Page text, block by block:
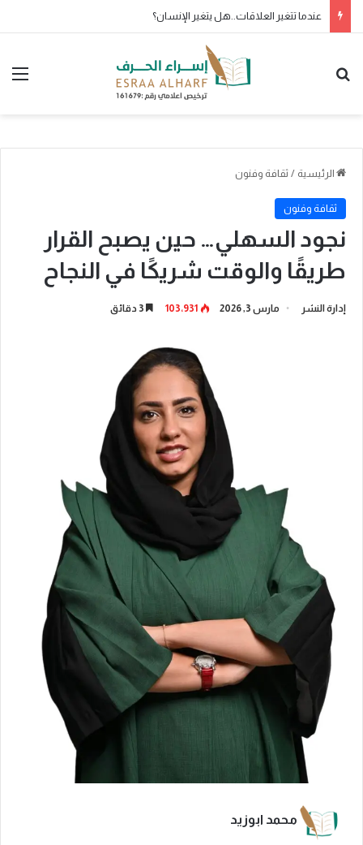
الرئيسية / ثقافة وفنون
ثقافة وفنون
نجود السهلي… حين يصبح القرار
طريقًا والوقت شريكًا في النجاح
إدارة النشر مارس 3, 2026 103٬931
محمد ابوزيد